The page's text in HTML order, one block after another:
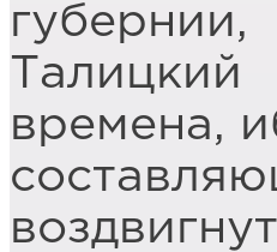
времена,